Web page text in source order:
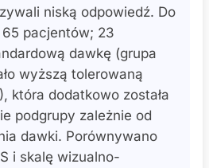
niską odpowiedź. Do
65 pacjentów; 23
dawkę (grupa
wyższą tolerowaną
która dodatkowo została
podgrupy zależnie od
dawki. Porównywano
i skalę wizualno-